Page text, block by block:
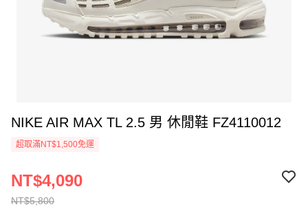
NIKE AIR MAX TL 2.5 男 休閒鞋 FZ4110012
超取滿NT$1,500免運
NT$5,800
NT$4,090